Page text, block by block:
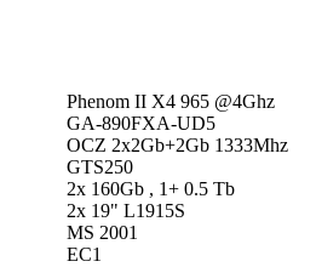
Phenom II X4 965 @4Ghz
GA-890FXA-UD5
OCZ 2x2Gb+2Gb 1333Mhz
GTS250
2x 160Gb , 1+ 0.5 Tb
2x 19" L1915S
MS 2001
EC1